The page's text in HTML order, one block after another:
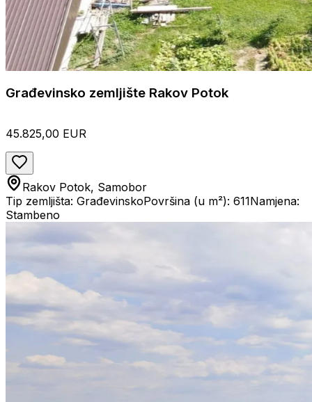
Građevinsko zemljište Rakov Potok
45.825,00 EUR
Rakov Potok, Samobor
Tip zemljišta: GrađevinskoPovršina (u m²): 611Namjena:
Stambeno